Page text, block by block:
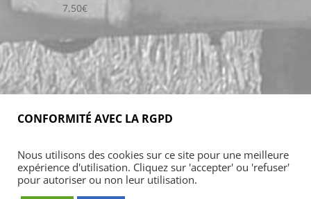
7,50€
Foires & manifestations
Petites annonces
Contact
Mon Compte
CONFORMITÉ AVEC LA RGPD
Nous utilisons des cookies sur ce site pour une meilleure
expérience d'utilisation. Cliquez sur 'accepter' ou 'refuser'
pour autoriser ou non leur utilisation.